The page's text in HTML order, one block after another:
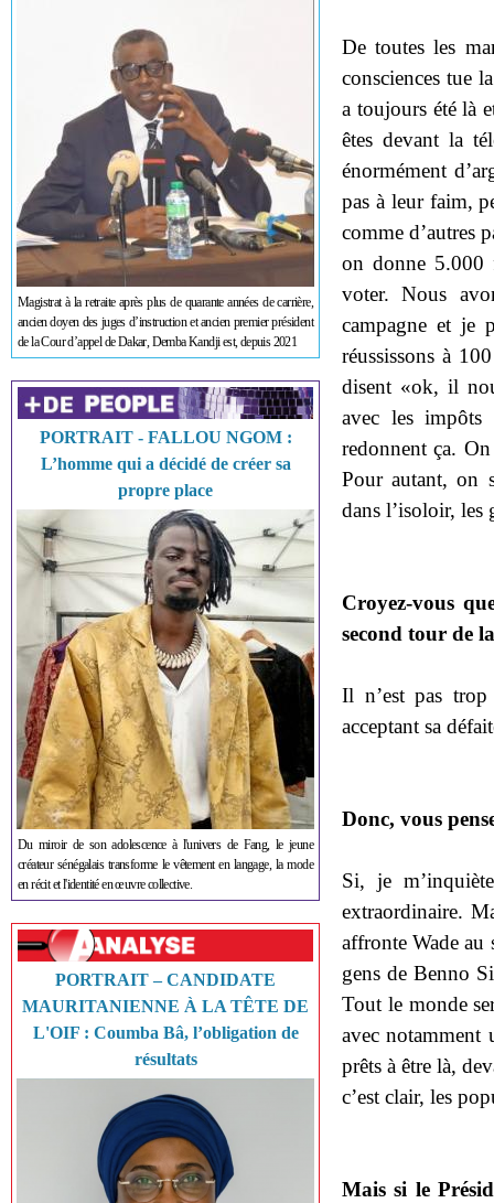
Magistrat à la retraite après plus de quarante années de carrière,
ancien doyen des juges d’instruction et ancien premier président
de la Cour d’appel de Dakar, Demba Kandji est, depuis 2021
PORTRAIT - FALLOU NGOM :
L’homme qui a décidé de créer sa
propre place
Du miroir de son adolescence à l'univers de Fang, le jeune
créateur sénégalais transforme le vêtement en langage, la mode
en récit et l'identité en œuvre collective.
PORTRAIT – CANDIDATE
MAURITANIENNE À LA TÊTE DE
L'OIF : Coumba Bâ, l’obligation de
résultats
De toutes les
consciences tue
a toujours été là
êtes devant la
énormément
pas à leur faim,
comme d’autres
on donne 5.000
voter. Nous
campagne et je
réussissons à
disent «ok, il
avec les
redonnent ça.
Pour autant, on
dans l’isoloir, les
Croyez-vous
second tour de
Il n’est pas
acceptant sa
Donc, vous
Si, je
extraordinaire.
affronte Wade au
gens de Benno
Tout le monde
avec notamment
prêts à être là,
c’est clair, les
Mais si le